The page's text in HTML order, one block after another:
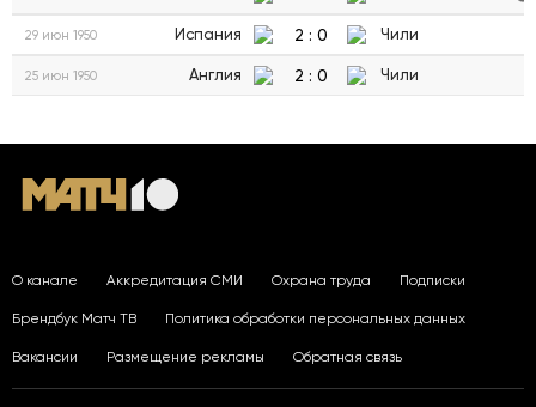
29 июн 1950 Испания 2 : 0 Чили
25 июн 1950 Англия 2 : 0 Чили
О канале Аккредитация СМИ Охрана труда Подписки
Брендбук Матч ТВ Политика обработки персональных данных
Вакансии Размещение рекламы Обратная связь